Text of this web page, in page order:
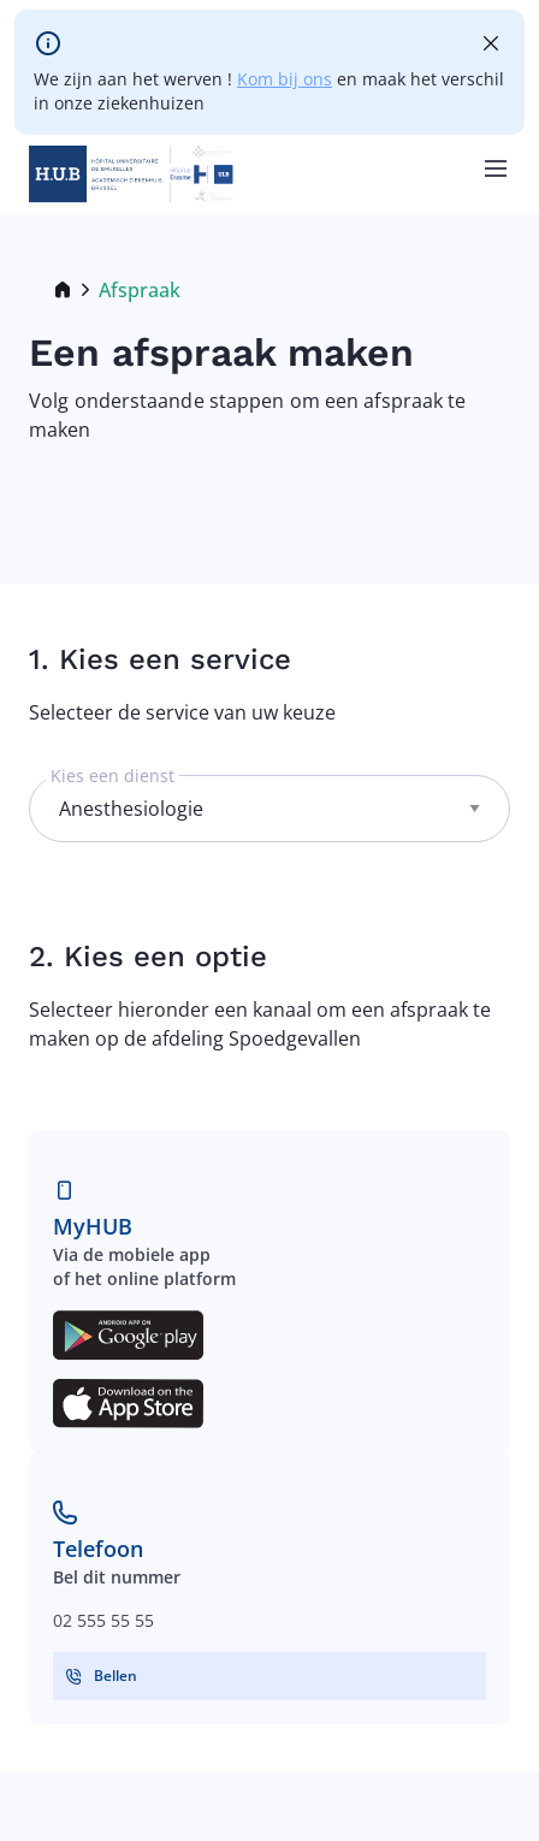
Skip to main content
We zijn aan het werven ! Kom bij ons en maak het verschil
in onze ziekenhuizen
Breadcrumb
Current:
Afspraak
Een afspraak maken
Volg onderstaande stappen om een afspraak te
maken
1. Kies een service
Selecteer de service van uw keuze
Kies een dienst
2. Kies een optie
Selecteer hieronder een kanaal om een afspraak te
maken op de afdeling Spoedgevallen
MyHUB
Via de mobiele app
of het online platform
Telefoon
Bel dit nummer
02 555 55 55
Bellen